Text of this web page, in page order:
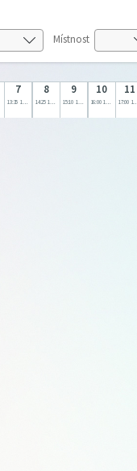
Místnost
7
13:35 14:20
8
14:25 15:10
9
15:10 16:00
10
16:00 17:00
11
17:00